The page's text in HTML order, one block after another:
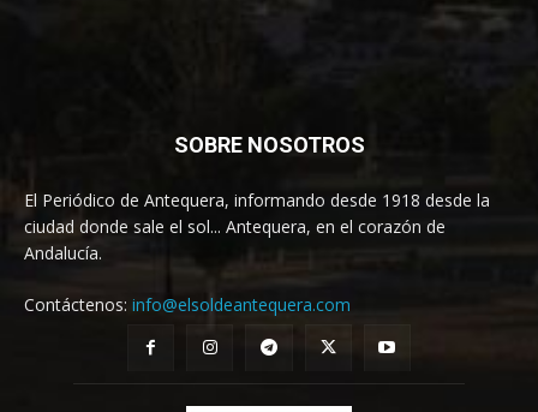
SOBRE NOSOTROS
El Periódico de Antequera, informando desde 1918 desde la
ciudad donde sale el sol... Antequera, en el corazón de
Andalucía.
Contáctenos: info@elsoldeantequera.com